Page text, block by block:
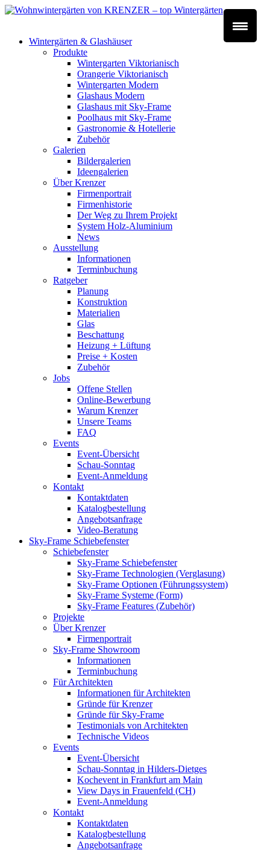
Wintergärten & Glashäuser
Produkte
Wintergarten Viktorianisch
Orangerie Viktorianisch
Wintergarten Modern
Glashaus Modern
Glashaus mit Sky-Frame
Poolhaus mit Sky-Frame
Gastronomie & Hotellerie
Zubehör
Galerien
Bildergalerien
Ideengalerien
Über Krenzer
Firmenportrait
Firmenhistorie
Der Weg zu Ihrem Projekt
System Holz-Aluminium
News
Ausstellung
Informationen
Terminbuchung
Ratgeber
Planung
Konstruktion
Materialien
Glas
Beschattung
Heizung + Lüftung
Preise + Kosten
Zubehör
Jobs
Offene Stellen
Online-Bewerbung
Warum Krenzer
Unsere Teams
FAQ
Events
Event-Übersicht
Schau-Sonntag
Event-Anmeldung
Kontakt
Kontaktdaten
Katalogbestellung
Angebotsanfrage
Video-Beratung
Sky-Frame Schiebefenster
Schiebefenster
Sky-Frame Schiebefenster
Sky-Frame Technologien (Verglasung)
Sky-Frame Optionen (Führungssystem)
Sky-Frame Systeme (Form)
Sky-Frame Features (Zubehör)
Projekte
Über Krenzer
Firmenportrait
Sky-Frame Showroom
Informationen
Terminbuchung
Für Architekten
Informationen für Architekten
Gründe für Krenzer
Gründe für Sky-Frame
Testimonials von Architekten
Technische Videos
Events
Event-Übersicht
Schau-Sonntag in Hilders-Dietges
Kochevent in Frankfurt am Main
View Days in Frauenfeld (CH)
Event-Anmeldung
Kontakt
Kontaktdaten
Katalogbestellung
Angebotsanfrage